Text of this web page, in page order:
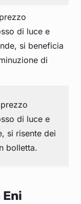
di luce e
si beneficia
di
di luce e
si risente dei
bolletta.